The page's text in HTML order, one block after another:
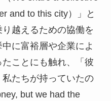
and to this city）」と
越えるための協働を
に富裕層や企業によ
ことにも触れ、「彼
たちが持っていたの
but we had the